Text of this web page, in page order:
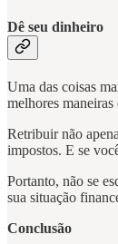
Dê seu dinheiro
Uma das coisas
melhores
Retribuir não
impostos. E se
Portanto, não se
sua situação
Conclusão